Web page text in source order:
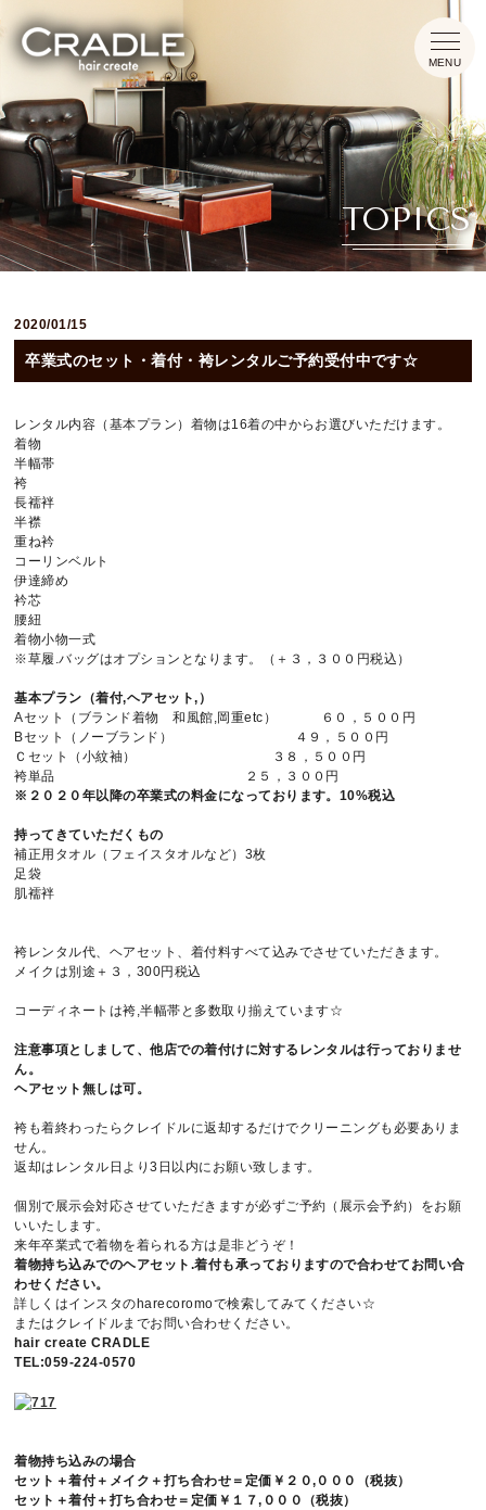
TOPICS
2020/01/15
卒業式のセット・着付・袴レンタルご予約受付中です☆
レンタル内容（基本プラン）着物は16着の中からお選びいただけます。
着物
半幅帯
袴
長襦袢
半襟
重ね衿
コーリンベルト
伊達締め
衿芯
腰紐
着物小物一式
※草履.バッグはオプションとなります。（＋３，３００円税込）
基本プラン（着付,ヘアセット,）
Aセット（ブランド着物 和風館,岡重etc） ６０，５００円
Bセット（ノーブランド） ４９，５００円
Ｃセット（小紋袖） ３８，５００円
袴単品 ２５，３００円
※２０２０年以降の卒業式の料金になっております。10%税込
持ってきていただくもの
補正用タオル（フェイスタオルなど）3枚
足袋
肌襦袢
袴レンタル代、ヘアセット、着付料すべて込みでさせていただきます。
メイクは別途＋３，300円税込
コーディネートは袴,半幅帯と多数取り揃えています☆
注意事項としまして、他店での着付けに対するレンタルは行っておりませ
ん。
ヘアセット無しは可。
袴も着終わったらクレイドルに返却するだけでクリーニングも必要ありま
せん。
返却はレンタル日より3日以内にお願い致します。
個別で展示会対応させていただきますが必ずご予約（展示会予約）をお願
いいたします。
来年卒業式で着物を着られる方は是非どうぞ！
着物持ち込みでのヘアセット.着付も承っておりますので合わせてお問い合
わせください。
詳しくはインスタのharecoromoで検索してみてください☆
またはクレイドルまでお問い合わせください。
hair create CRADLE
TEL:059-224-0570
着物持ち込みの場合
セット＋着付＋メイク＋打ち合わせ＝定価￥２０,０００（税抜）
セット＋着付＋打ち合わせ＝定価￥１７,０００（税抜）
HOME
CONCEPT
INFORMATION